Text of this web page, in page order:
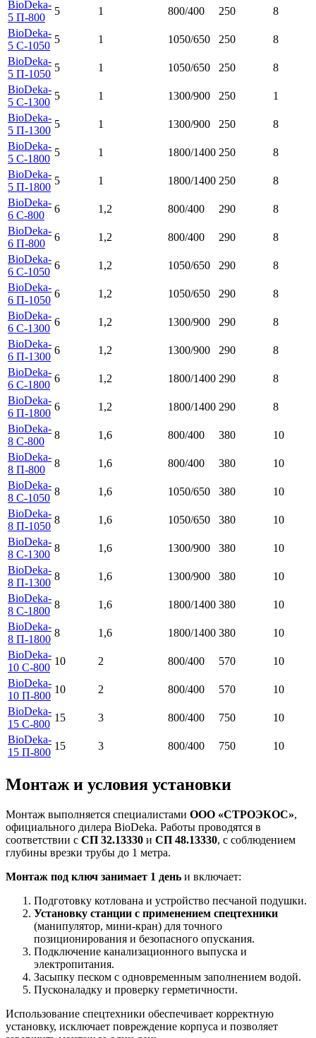
BioDeka-
5 П-800
5 1 800/400 250
8
BioDeka-
5 C-1050
5 1 1050/650 250
8
BioDeka-
5 П-1050
5 1 1050/650 250
8
BioDeka-
5 C-1300
5 1 1300/900 250
1
BioDeka-
5 П-1300
5 1 1300/900 250
8
BioDeka-
5 C-1800
5 1 1800/1400 250
8
BioDeka-
5 П-1800
5 1 1800/1400 250
8
BioDeka-
6 С-800
6 1,2 800/400 290
8
BioDeka-
6 П-800
6 1,2 800/400 290
8
BioDeka-
6 С-1050
6 1,2 1050/650 290
8
BioDeka-
6 П-1050
6 1,2 1050/650 290
8
BioDeka-
6 С-1300
6 1,2 1300/900 290
8
BioDeka-
6 П-1300
6 1,2 1300/900 290
8
BioDeka-
6 C-1800
6 1,2 1800/1400 290
8
BioDeka-
6 П-1800
6 1,2 1800/1400 290
8
BioDeka-
8 С-800
8 1,6 800/400 380
10
BioDeka-
8 П-800
8 1,6 800/400 380
10
BioDeka-
8 C-1050
8 1,6 1050/650 380
10
BioDeka-
8 П-1050
8 1,6 1050/650 380
10
BioDeka-
8 C-1300
8 1,6 1300/900 380
10
BioDeka-
8 П-1300
8 1,6 1300/900 380
10
BioDeka-
8 C-1800
8 1,6 1800/1400 380
10
BioDeka-
8 П-1800
8 1,6 1800/1400 380
10
BioDeka-
10 C-800
10 2 800/400 570
10
BioDeka-
10 П-800
10 2 800/400 570
10
BioDeka-
15 C-800
15 3 800/400 750
10
BioDeka-
15 П-800
15 3 800/400 750 10
Монтаж и условия установки
Монтаж выполняется специалистами ООО «СТРОЭКОС»,
официального дилера BioDeka. Работы проводятся в
соответствии с СП 32.13330 и СП 48.13330, с соблюдением
глубины врезки трубы до 1 метра.
Монтаж под ключ занимает 1 день и включает:
Подготовку котлована и устройство песчаной подушки.
Установку станции с применением спецтехники
(манипулятор, мини-кран) для точного
позиционирования и безопасного опускания.
Подключение канализационного выпуска и
электропитания.
Засыпку песком с одновременным заполнением водой.
Пусконаладку и проверку герметичности.
Использование спецтехники обеспечивает корректную
установку, исключает повреждение корпуса и позволяет